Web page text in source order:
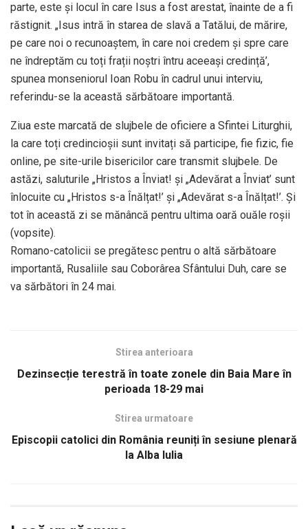
parte, este și locul în care Isus a fost arestat, înainte de a fi
răstignit. „Isus intră în starea de slavă a Tatălui, de mărire,
pe care noi o recunoaștem, în care noi credem și spre care
ne îndreptăm cu toți frații noștri întru aceeași credință’,
spunea monseniorul Ioan Robu în cadrul unui interviu,
referindu-se la această sărbătoare importantă.
Ziua este marcată de slujbele de oficiere a Sfintei Liturghii,
la care toți credincioșii sunt invitați să participe, fie fizic, fie
online, pe site-urile bisericilor care transmit slujbele. De
astăzi, saluturile „Hristos a Înviat! și „Adevărat a Înviat’ sunt
înlocuite cu „Hristos s-a Înălțat!’ și „Adevărat s-a Înălțat!’. Și
tot în această zi se mănâncă pentru ultima oară ouăle roșii
(vopsite).
Romano-catolicii se pregătesc pentru o altă sărbătoare
importantă, Rusaliile sau Coborârea Sfântului Duh, care se
va sărbători în 24 mai.
Stirea anterioara
Dezinsecție terestră în toate zonele din Baia Mare în
perioada 18-29 mai
Stirea urmatoare
Episcopii catolici din România reuniți în sesiune plenară
la Alba Iulia